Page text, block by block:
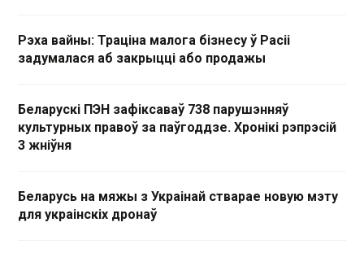
Рэха вайны: Траціна малога бізнесу ў Расіі
задумалася аб закрыцці або продажы
Беларускі ПЭН зафіксаваў 738 парушэнняў
культурных правоў за паўгоддзе. Хронікі рэпрэсій
3 жніўня
Беларусь на мяжы з Украінай стварае новую мэту
для украінскіх дронаў